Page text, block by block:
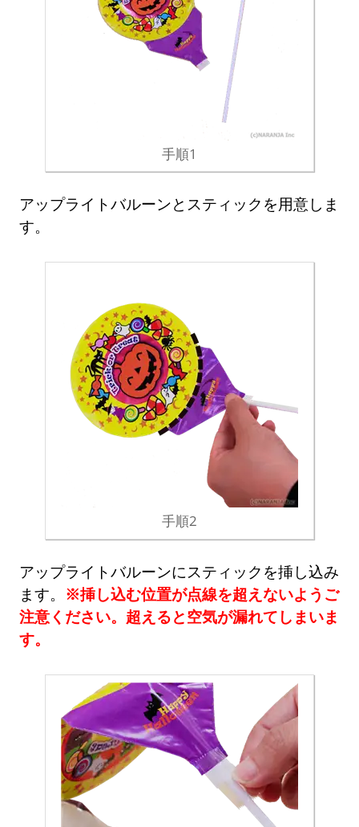
手順1
アップライトバルーンとスティックを用意しま
す。
手順2
アップライトバルーンにスティックを挿し込み
ます。 ※挿し込む位置が点線を超えないようご
注意ください。超えると空気が漏れてしまいま
す。